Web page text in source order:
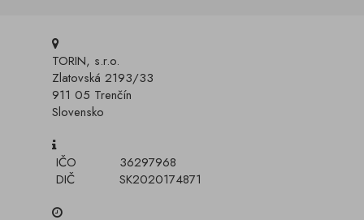
TORIN, s.r.o.
Zlatovská 2193/33
911 05 Trenčín
Slovensko
IČO
36297968
DIČ
SK2020174871